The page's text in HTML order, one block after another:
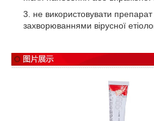
не використовувати
захворюваннями вірусної